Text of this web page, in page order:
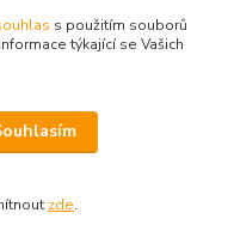
s použitím souborů
týkající se Vašich
zde.